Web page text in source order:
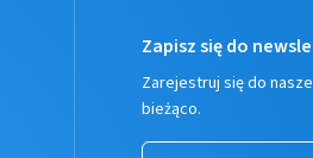
Zapisz się do
Zarejestruj się do
bieżąco.